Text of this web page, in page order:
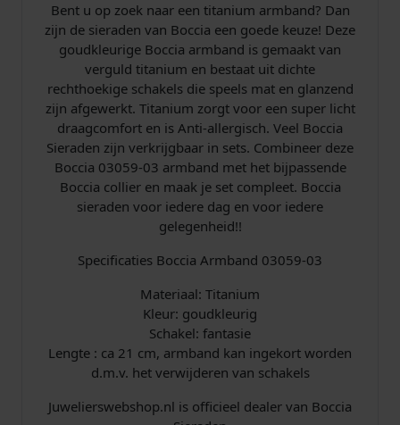
n
i
u
m
v
e
r
g
u
l
d
n
Bent u op zoek naar een titanium armband? Dan
zijn de sieraden van Boccia een goede keuze! Deze
goudkleurige Boccia armband is gemaakt van
verguld titanium en bestaat uit dichte
rechthoekige schakels die speels mat en glanzend
zijn afgewerkt. Titanium zorgt voor een super licht
draagcomfort en is Anti-allergisch. Veel Boccia
Sieraden zijn verkrijgbaar in sets. Combineer deze
Boccia 03059-03 armband met het bijpassende
Boccia collier en maak je set compleet. Boccia
sieraden voor iedere dag en voor iedere
gelegenheid!!
Specificaties Boccia Armband 03059-03
Materiaal: Titanium
Kleur: goudkleurig
Schakel: fantasie
Lengte : ca 21 cm, armband kan ingekort worden
d.m.v. het verwijderen van schakels
Juwelierswebshop.nl is officieel dealer van Boccia